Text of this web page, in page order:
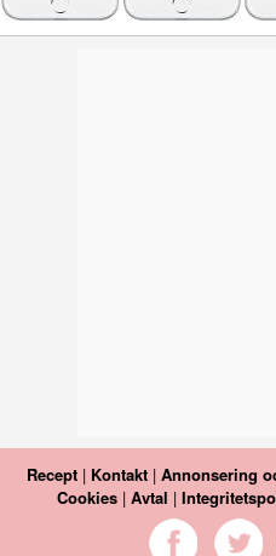
Recept | Kontakt | Annonsering
Cookies| Avtal |